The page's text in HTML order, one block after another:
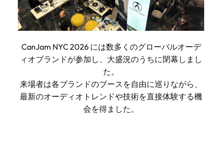
CanJam NYC 2026 には数多くのグローバルオーデ
ィオブランドが参加し、大盛況のうちに閉幕しまし
た。
来場者は各ブランドのブースを自由に巡りながら、
最新のオーディオトレンドや技術を直接体験する機
会を得ました。